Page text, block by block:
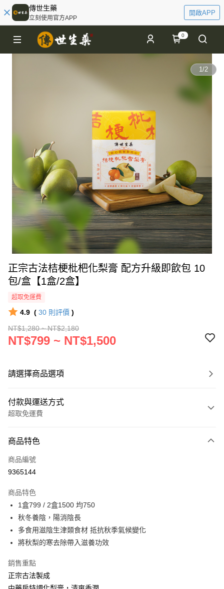
傳世生藥
立刻使用官方APP
開啟APP
0
1/2
正宗古法桔梗枇杷化梨膏 配方升級即飲包 10
包/盒【1盒/2盒】
超取免運費
4.9 ( 30 則評價 )
NT$1,280 ~ NT$2,180
NT$799 ~ NT$1,500
請選擇商品選項
付款與運送方式
超取免運費
信用卡一次付款
超商取貨付款
Apple Pay
悠遊付
大哥付你分期
【大哥付你分期使用說明】
1.本服務由台灣大哥大提供，台灣大哥大用戶可立即使用無須另外申請。
2.付款方式選擇「大哥付你分期」，訂單成立後會自動跳轉到大哥付的交易
ATM付款
商品特色
商品編號
9365144
商品特色
1盒799 / 2盒1500 均750
秋冬養陰，陽消陰長
多食用滋陰生津類食材 抵抗秋季氣候變化
將秋梨的寒去除帶入滋養功效
銷售重點
正宗古法製成